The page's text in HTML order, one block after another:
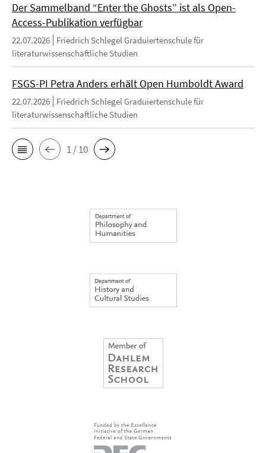
Der Sammelband “Enter the Ghosts” ist als Open-
Access-Publikation verfügbar
22.07.2026
Friedrich Schlegel Graduiertenschule für
literaturwissenschaftliche Studien
FSGS-PI Petra Anders erhält Open Humboldt Award
22.07.2026
Friedrich Schlegel Graduiertenschule für
literaturwissenschaftliche Studien
1 / 10